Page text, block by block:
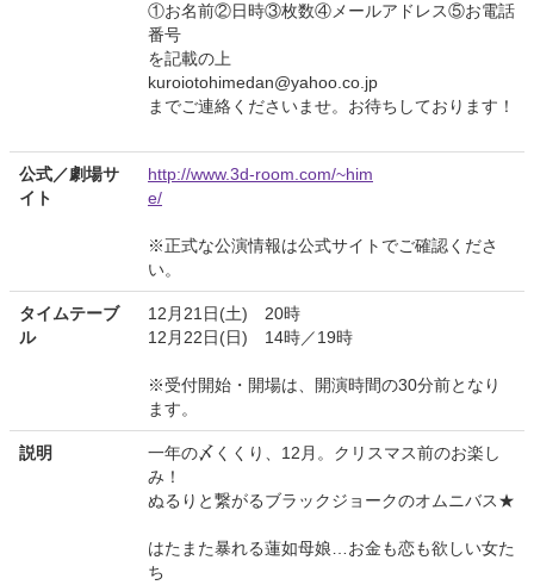
①お名前②日時③枚数④メールアドレス⑤お電話
番号
を記載の上
kuroiotohimedan@yahoo.co.jp
までご連絡くださいませ。お待ちしております！
公式／劇場サ
イト
http://www.3d-room.com/~him
e/
※正式な公演情報は公式サイトでご確認くださ
い。
タイムテーブ
ル
12月21日(土) 20時
12月22日(日) 14時／19時
※受付開始・開場は、開演時間の30分前となり
ます。
説明
一年の〆くくり、12月。クリスマス前のお楽し
み！
ぬるりと繋がるブラックジョークのオムニバス★
はたまた暴れる蓮如母娘…お金も恋も欲しい女た
ち